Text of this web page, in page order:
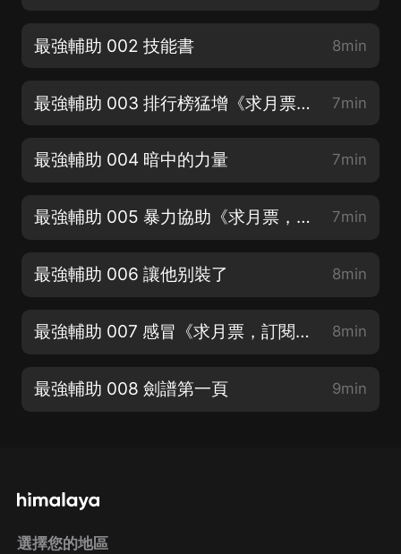
最強輔助 002 技能書 8min
最強輔助 003 排行榜猛增《求月票，訂閱，感謝支持》 7min
最強輔助 004 暗中的力量 7min
最強輔助 005 暴力協助《求月票，訂閱，感謝支持》 7min
最強輔助 006 讓他别裝了 8min
最強輔助 007 感冒《求月票，訂閱，感謝支持》 8min
最強輔助 008 劍譜第一頁 9min
選擇您的地區